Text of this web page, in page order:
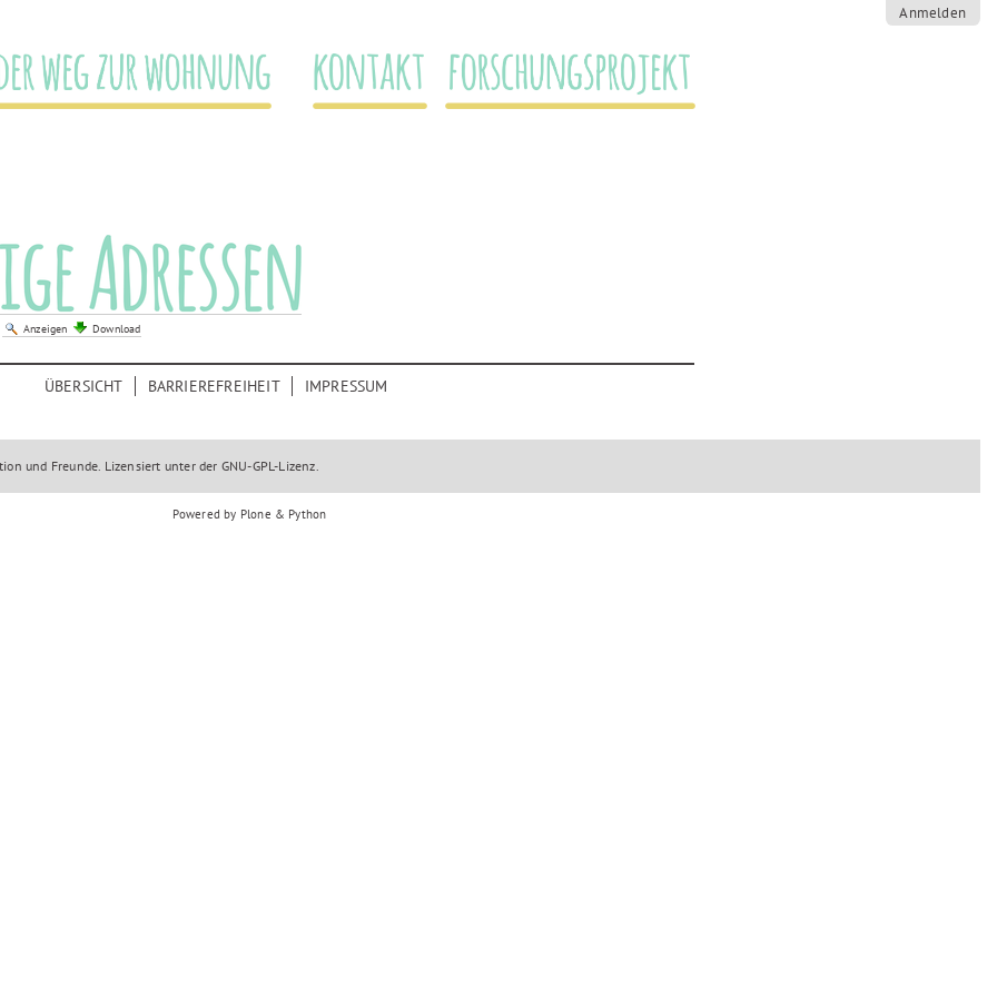
Anmelden
WEG ZUR WOHNUNG KONTAKT FORSCHUNGSPROJEKT
Anzeigen Download
ÜBERSICHT BARRIEREFREIHEIT IMPRESSUM
und Freunde. Lizensiert unter der GNU-GPL-Lizenz.
Powered by Plone & Python